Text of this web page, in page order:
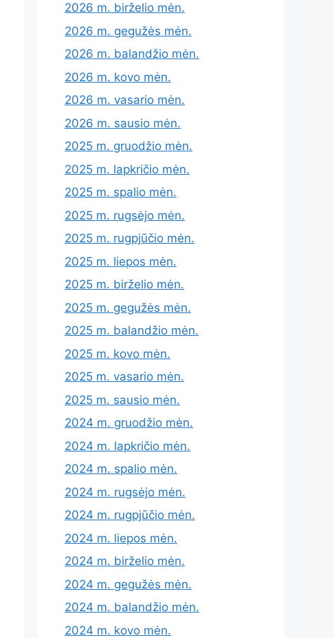
2026 m. birželio mėn.
2026 m. gegužės mėn.
2026 m. balandžio mėn.
2026 m. kovo mėn.
2026 m. vasario mėn.
2026 m. sausio mėn.
2025 m. gruodžio mėn.
2025 m. lapkričio mėn.
2025 m. spalio mėn.
2025 m. rugsėjo mėn.
2025 m. rugpjūčio mėn.
2025 m. liepos mėn.
2025 m. birželio mėn.
2025 m. gegužės mėn.
2025 m. balandžio mėn.
2025 m. kovo mėn.
2025 m. vasario mėn.
2025 m. sausio mėn.
2024 m. gruodžio mėn.
2024 m. lapkričio mėn.
2024 m. spalio mėn.
2024 m. rugsėjo mėn.
2024 m. rugpjūčio mėn.
2024 m. liepos mėn.
2024 m. birželio mėn.
2024 m. gegužės mėn.
2024 m. balandžio mėn.
2024 m. kovo mėn.